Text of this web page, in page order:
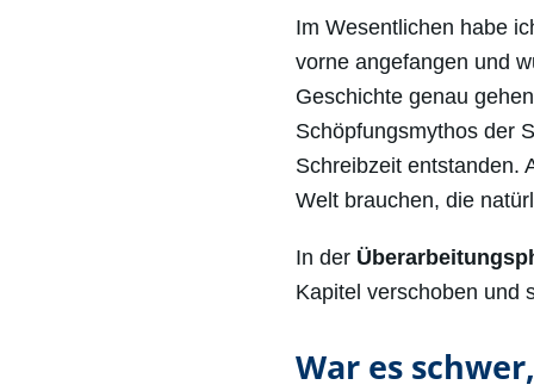
Im Wesentlichen habe
vorne angefangen und
Geschichte genau
Schöpfungsmythos der
Schreibzeit entstanden.
Welt brauchen, die
In der
Kapitel verschoben und
War es